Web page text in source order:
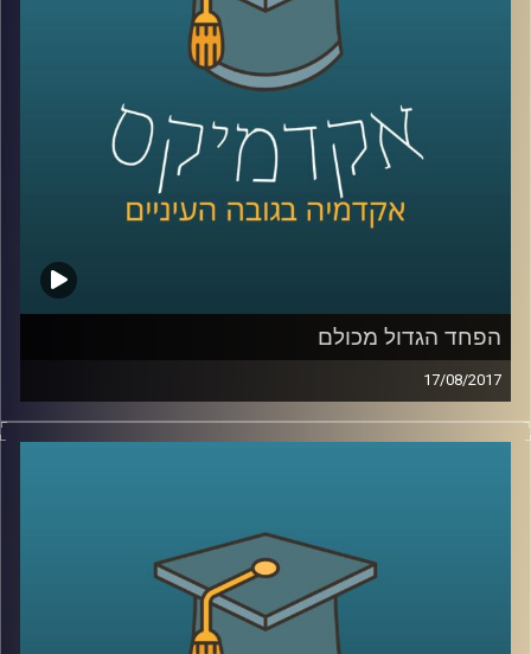
הדומיננטיים בסכסוך ומהם המשפיעים ביותר?
כיצד חברה מצליחה בכל זאת לשמור על שפיות
קולקטיבית בסכסוך ארוך טווח וכיצד ניתן לחולל
שינוי חברתי ופוליטי באמצעות שיח רגשי
AudioVersity
הפחד הגדול מכולם
17/08/2017
מדוע יש קבוצות באוכלוסיה שידגישו את איום
שגורמים לנו לראות איומים מסוימים כמוחשיים
ובמקביל להפחית מחומרתם של איומים
אחרים? פרופסור גלעד הירשברגר מבית הספר
לפסיכולוגיה מנתח באמצעות מודל ייחודי את